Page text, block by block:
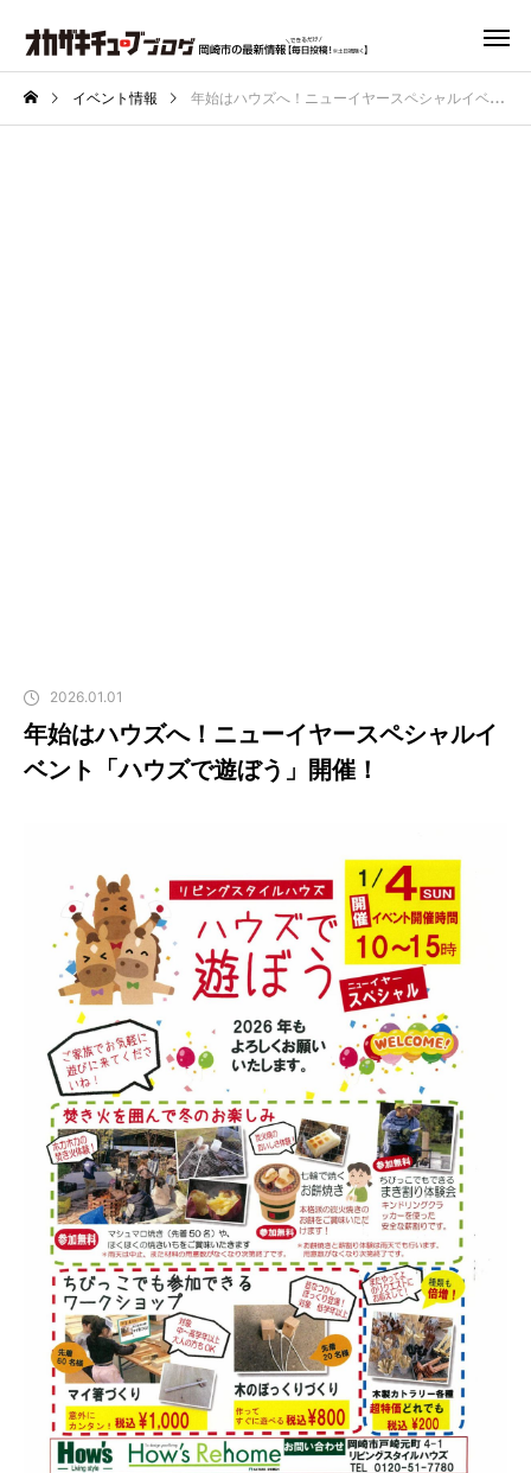
イベント情報 年始はハウズへ！ニューイヤースペシャルイベント「ハウズで遊ぼう」開催！
2026.01.01
年始はハウズへ！ニューイヤースペシャルイ
ベント「ハウズで遊ぼう」開催！